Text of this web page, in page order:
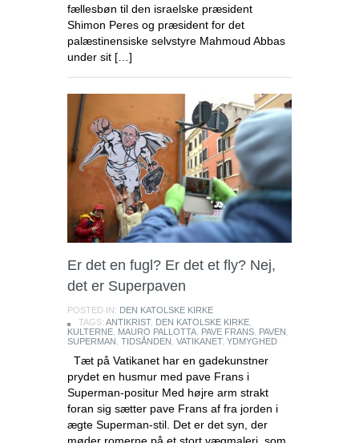
fællesbøn til den israelske præsident
Shimon Peres og præsident for det
palæstinensiske selvstyre Mahmoud Abbas
under sit […]
Er det en fugl? Er det et fly? Nej,
det er Superpaven
POSTED IN: DEN KATOLSKE KIRKE
TAGS: ANTIKRIST, DEN KATOLSKE KIRKE
KULTERNE MAURO PALLOTTA PAVE FRANS PAVEN
SUPERMAN TIDSÅNDEN VATIKANET, YDMYGHED
Tæt på Vatikanet har en gadekunstner
prydet en husmur med pave Frans i
Superman-positur Med højre arm strakt
foran sig sætter pave Frans af fra jorden i
ægte Superman-stil. Det er det syn, der